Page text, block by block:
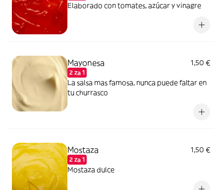
Elaborado con tomates, azúcar y vinagre
Mayonesa
2 za 1
1,50 €
La salsa mas famosa, nunca puede faltar en
tu churrasco
Mostaza
2 za 1
1,50 €
Mostaza dulce